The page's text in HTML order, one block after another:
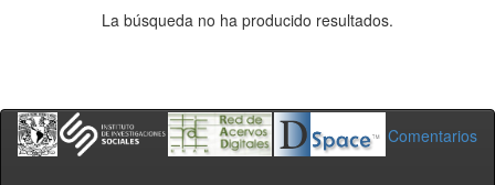
La búsqueda no ha producido resultados.
Comentarios